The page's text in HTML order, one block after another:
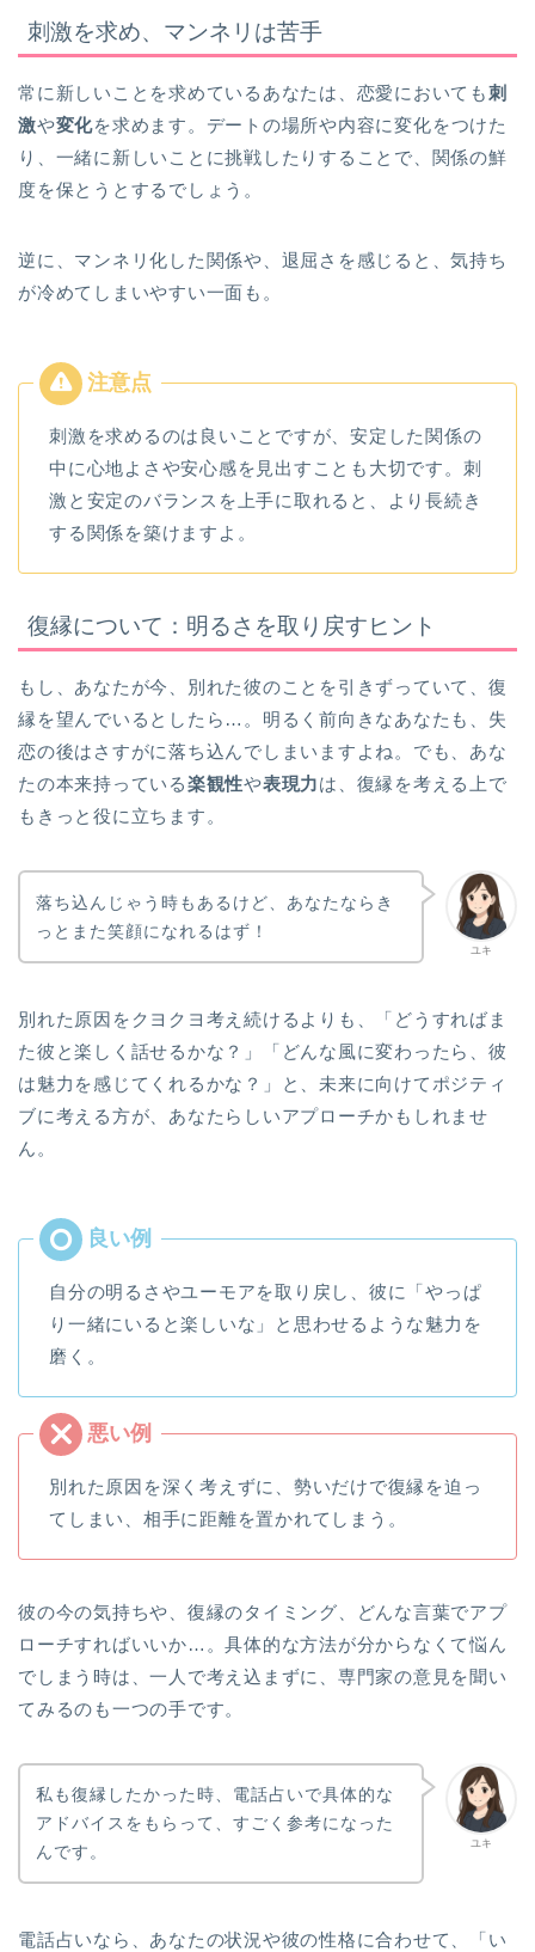
刺激を求め、マンネリは苦手
常に新しいことを求めているあなたは、恋愛においても刺
激や変化を求めます。デートの場所や内容に変化をつけた
り、一緒に新しいことに挑戦したりすることで、関係の鮮
度を保とうとするでしょう。
逆に、マンネリ化した関係や、退屈さを感じると、気持ち
が冷めてしまいやすい一面も。
刺激を求めるのは良いことですが、安定した関係の
中に心地よさや安心感を見出すことも大切です。刺
激と安定のバランスを上手に取れると、より長続き
する関係を築けますよ。
復縁について：明るさを取り戻すヒント
もし、あなたが今、別れた彼のことを引きずっていて、復
縁を望んでいるとしたら…。明るく前向きなあなたも、失
恋の後はさすがに落ち込んでしまいますよね。でも、あな
たの本来持っている楽観性や表現力は、復縁を考える上で
もきっと役に立ちます。
ユキ
落ち込んじゃう時もあるけど、あなたならき
っとまた笑顔になれるはず！
別れた原因をクヨクヨ考え続けるよりも、「どうすればま
た彼と楽しく話せるかな？」「どんな風に変わったら、彼
は魅力を感じてくれるかな？」と、未来に向けてポジティ
ブに考える方が、あなたらしいアプローチかもしれませ
ん。
自分の明るさやユーモアを取り戻し、彼に「やっぱ
り一緒にいると楽しいな」と思わせるような魅力を
磨く。
別れた原因を深く考えずに、勢いだけで復縁を迫っ
てしまい、相手に距離を置かれてしまう。
彼の今の気持ちや、復縁のタイミング、どんな言葉でアプ
ローチすればいいか…。具体的な方法が分からなくて悩ん
でしまう時は、一人で考え込まずに、専門家の意見を聞い
てみるのも一つの手です。
ユキ
私も復縁したかった時、電話占いで具体的な
アドバイスをもらって、すごく参考になった
んです。
電話占いなら、あなたの状況や彼の性格に合わせて、「い